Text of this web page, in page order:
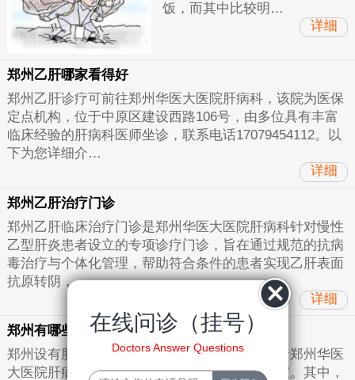
饭，而其中比较明…
详细
郑州乙肝哪家看得好
郑州乙肝诊疗可前往郑州华医大医院肝病科，该院为医保
定点机构，位于中原区建设西路106号，由多位具有丰富
临床经验的肝病科医师坐诊，联系电话17079454112。以
下为您详细介…
详细
郑州乙肝治疗门诊
郑州乙肝临床治疗门诊是郑州华医大医院肝病科针对慢性
乙型肝炎患者设立的专项诊疗门诊，旨在通过规范的抗病
毒治疗与个体化管理，帮助符合条件的患者实现乙肝表面
抗原转阴，…
详细
郑州有哪些乙肝医院
郑州设有肝病专科或感染科的医疗机构主要包括郑州华医
大医院肝病科以及部分正规医院的肝病相关科室。其中，
在线问诊（挂号）
Doctors Answer Questions